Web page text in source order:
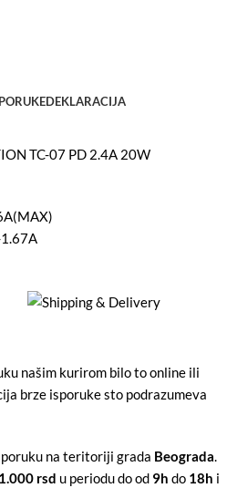
DEKLARACIJA
TC-07 PD 2.4A 20W
našim kurirom bilo to online ili
brze isporuke sto podrazumeva
na teritoriji grada Beograda.
1.000 rsd u periodu do od 9h do 18h i